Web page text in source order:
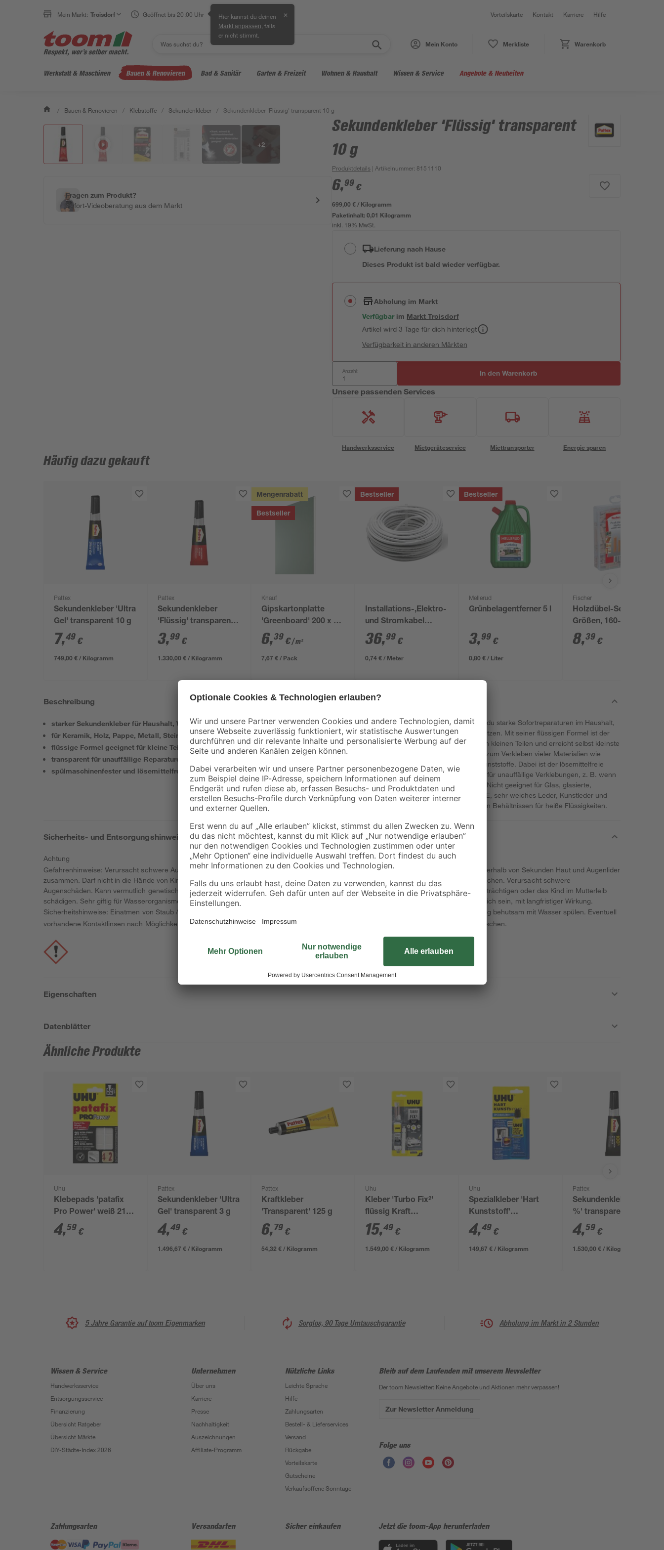
Mein Markt: Troisdorf Geöffnet bis 20:00 Uhr Hier kannst du deinen
Markt anpassen , falls
er nicht stimmt.
✕ Vorteilskarte Kontakt Karriere Hilfe
Mein Konto Merkliste Warenkorb
Werkstatt & Maschinen Bauen & Renovieren Bad & Sanitär Garten & Freizeit Wohnen & Haushalt Wissen & Service Angebote & Neuheiten
/ Bauen & Renovieren / Klebstoffe / Sekundenkleber / Sekundenkleber 'Flüssig' transparent 10 g
+2
Fragen zum Produkt?
Sofort-Videoberatung aus dem Markt
Sekundenkleber 'Flüssig' transparent
10 g
Produktdetails | Artikelnummer: 8151110
6,99 €
699,00 € / Kilogramm
Paketinhalt:0,01 Kilogramm
inkl. 19% MwSt.
Lieferung nach Hause
Dieses Produkt ist bald wieder verfügbar.
Abholung im Markt
Verfügbar im MarktTroisdorf
Artikel wird 3 Tage für dich hinterlegt
Verfügbarkeit in anderen Märkten
Anzahl: In den Warenkorb
Unsere passenden Services
Handwerksservice Mietgeräteservice Miettransporter Energie sparen
Häufig dazu gekauft
Pattex
Sekundenkleber 'Ultra
Gel' transparent 10 g
7,49 €
749,00 € / Kilogramm
Pattex
Sekundenkleber
'Flüssig' transparent 3
g
3,99 €
1.330,00 € / Kilogramm
Mengenrabatt
Bestseller
Knauf
Gipskartonplatte
'Greenboard' 200 x 60
x 1,25 cm
6,39 €/ m²
7,67 € / Pack
Bestseller
Installations-,Elektro-
und Stromkabel
NYM-J 3x1,5mm² 50
m
36,99 €
0,74 € / Meter
Bestseller
Mellerud
Grünbelagentferner 5 l
3,99 €
0,80 € / Liter
Fischer
Holzdübel-Set, 3
Größen, 160-teilig
8,39 €
Beschreibung
starker Sekundenkleber für Haushalt, Werkstatt oder Modellbau
für Keramik, Holz, Pappe, Metall, Stein und Kunststoffe
flüssige Formel geeignet für kleine Teile
transparent für unauffällige Reparaturen
spülmaschinenfester und lösemittelfreier Kleber
Mit dem Pattex Sekundenkleber 'Flüssig' kannst du starke Sofortreparaturen im Haushalt,
der Werkstatt oder dem Modellbau einfach umsetzen. Mit seiner flüssigen Formel ist der
Sekundenkleber extra stark für Verklebungen von kleinen Teilen und erreicht selbst kleinste
Ritzen und Ecken. Der Flüssigkleber eignet sich zum Verkleben vieler Materialien wie
Keramik, Holz, Pappe, Metall, Stein und vieler Kunststoffe. Dabei ist der lösemittelfreie
Superkleber spülmaschinenfest und transparent für unauffällige Verklebungen, z. B. wenn
du zerbrochenes Geschirr reparieren möchtest. Nicht geeignet für Glas, glasierte,
gewachste und geölte Oberflächen, PE, PP, PTFE, sehr weiches Leder, Kunstleder und
Kunststoff-Schäume. Ungeeignet zum Kleben von Behältnissen für heiße Flüssigkeiten.
Sicherheits- und Entsorgungshinweise
Achtung
Gefahrenhinweise: Verursacht schwere Augenreizung. Kann die Atemwege reizen. Verursacht Hautreizungen. Cyanacrylat. Gefahr. Klebt innerhalb von Sekunden Haut und Augenlider
zusammen. Darf nicht in die Hände von Kindern gelangen. Gesundheitsschädlich bei Verschlucken. Kann allergische Hautreaktionen verursachen. Verursacht schwere
Augenschäden. Kann vermutlich genetische Defekte verursachen. Kann vermutlich Krebs erzeugen. Kann vermutlich die Fruchtbarkeit beeinträchtigen oder das Kind im Mutterleib
schädigen. Sehr giftig für Wasserorganismen. Sehr giftig für Wasserorganismen mit langfristiger Wirkung. Kann für Wasserorganismen schädlich sein, mit langfristiger Wirkung.
Sicherheitshinweise: Einatmen von Staub / Rauch / Gas / Nebel / Dampf / Aerosol vermeiden. Bei Kontakt mit den Augen: Einige Minuten lang behutsam mit Wasser spülen. Eventuell
vorhandene Kontaktlinsen nach Möglichkeit entfernen. Weiter spülen. BEI KONTAKT MIT DER HAUT: Behutsam mit viel Wasser und Seife waschen.
Eigenschaften
Datenblätter
Ähnliche Produkte
Uhu
Klebepads 'patafix
Pro Power' weiß 21
Stück
4,59 €
Pattex
Sekundenkleber 'Ultra
Gel' transparent 3 g
4,49 €
1.496,67 € / Kilogramm
Pattex
Kraftkleber
'Transparent' 125 g
6,79 €
54,32 € / Kilogramm
Uhu
Kleber 'Turbo Fix²'
flüssig Kraft
transparent 10 g
15,49 €
1.549,00 € / Kilogramm
Uhu
Spezialkleber 'Hart
Kunststoff'
transparent 30 g
4,49 €
149,67 € / Kilogramm
Pattex
Sekundenkleber '100
%' transparent 3 g
4,59 €
1.530,00 € / Kilogramm
5 Jahre Garantie auf toom Eigenmarken Sorglos, 90 Tage Umtauschgarantie Abholung im Markt in 2 Stunden
Wissen & Service
Handwerksservice
Entsorgungsservice
Finanzierung
Übersicht Ratgeber
Übersicht Märkte
DIY-Städte-Index 2026
Unternehmen
Über uns
Karriere
Presse
Nachhaltigkeit
Auszeichnungen
Affiliate-Programm
Nützliche Links
Leichte Sprache
Hilfe
Zahlungsarten
Bestell- & Lieferservices
Versand
Rückgabe
Vorteilskarte
Gutscheine
Verkaufsoffene Sonntage
Bleib auf dem Laufenden mit unserem Newsletter
Der toom Newsletter: Keine Angebote und Aktionen mehr verpassen!
Zur Newsletter Anmeldung
Folge uns
Zahlungsarten Versandarten Sicher einkaufen Jetzt die toom-App herunterladen